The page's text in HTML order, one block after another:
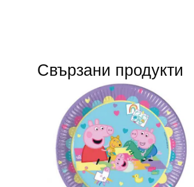
Свързани продукти